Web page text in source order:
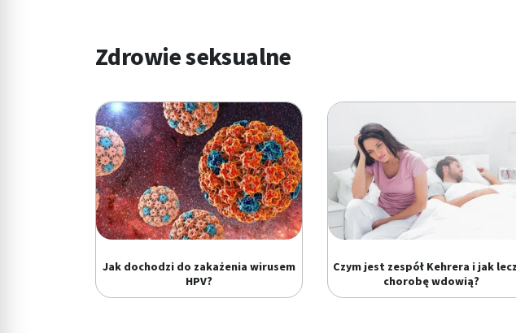
Zdrowie seksualne
Jak dochodzi do zakażenia wirusem
HPV?
Czym jest zespół Kehrera i jak
chorobę wdowią?
Reklama / śledzenie